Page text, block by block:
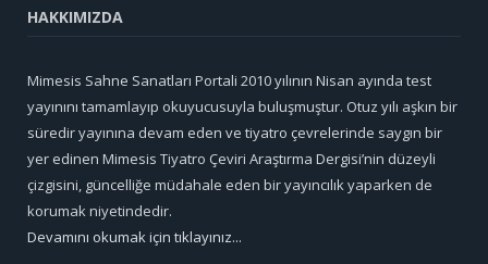
HAKKIMIZDA
Mimesis Sahne Sanatları Portali 2010 yılının Nisan ayında test
yayınını tamamlayıp okuyucusuyla buluşmuştur. Otuz yılı aşkın bir
süredir yayınına devam eden ve tiyatro çevrelerinde saygın bir
yer edinen Mimesis Tiyatro Çeviri Araştırma Dergisi’nin düzeyli
çizgisini, güncelliğe müdahale eden bir yayıncılık yaparken de
korumak niyetindedir.
Devamını okumak için tıklayınız...